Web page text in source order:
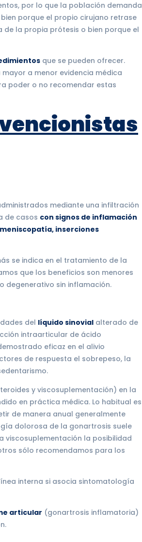
por lo que la población demanda
porque el propio cirujano retrase
la propia prótesis o bien porque el
que se pueden ofrecer.
a menor evidencia médica
poder o no recomendar estas
mediante una infiltración
de casos con signos de inflamación
inserciones
se indica en el tratamiento de la
que los beneficios son menores
degenerativo sin inflamación.
del líquido sinovial alterado de
intraarticular de ácido
eficaz en el alivio
de respuesta el sobrepeso, la
y viscosuplementación) en la
en práctica médica. Lo habitual es
de manera anual generalmente
dolorosa de la gonartrosis suele
viscosuplementación la posibilidad
sólo recomendamos para los
interna si asocia sintomatología
articular (gonartrosis inflamatoria)